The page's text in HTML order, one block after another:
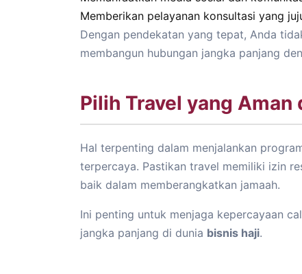
Memberikan pelayanan konsultasi yang
Dengan pendekatan yang tepat, Anda
membangun hubungan jangka panjang
Pilih Travel yang Aman
Hal terpenting dalam menjalankan
terpercaya. Pastikan travel memiliki izin
baik dalam memberangkatkan jamaah.
Ini penting untuk menjaga kepercayaan
jangka panjang di dunia bisnis haji.